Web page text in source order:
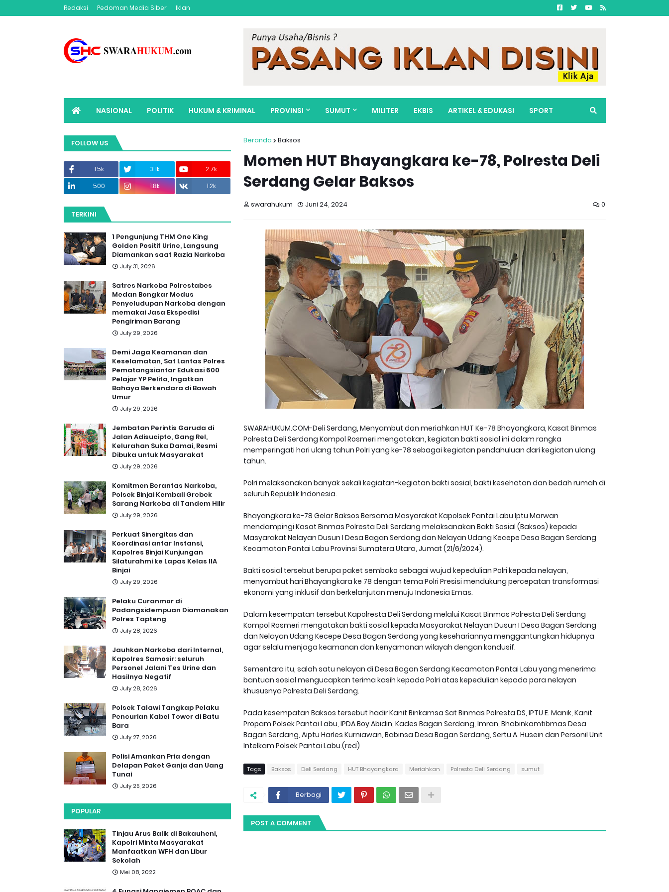
Redaksi Pedoman Media Siber Iklan
NASIONAL POLITIK HUKUM & KRIMINAL PROVINSI SUMUT MILITER EKBIS ARTIKEL & EDUKASI SPORT
ADVERTORIAL Beranda Baksos
Momen HUT Bhayangkara ke-78, Polresta Deli
Serdang Gelar Baksos
swarahukum Juni 24, 2024 0
SWARAHUKUM.COM-Deli Serdang, Menyambut dan meriahkan HUT Ke-78 Bhayangkara, Kasat Binmas
Polresta Deli Serdang Kompol Rosmeri mengatakan, kegiatan bakti sosial ini dalam rangka
memperingati hari ulang tahun Polri yang ke-78 sebagai kegiatan pendahuluan dari kegiatan ulang
tahun.
Polri melaksanakan banyak sekali kegiatan-kegiatan bakti sosial, bakti kesehatan dan bedah rumah di
seluruh Republik Indonesia.
Bhayangkara ke-78 Gelar Baksos Bersama Masyarakat Kapolsek Pantai Labu Iptu Marwan
mendampingi Kasat Binmas Polresta Deli Serdang melaksanakan Bakti Sosial (Baksos) kepada
Masyarakat Nelayan Dusun I Desa Bagan Serdang dan Nelayan Udang Kecepe Desa Bagan Serdang
Kecamatan Pantai Labu Provinsi Sumatera Utara, Jumat (21/6/2024).
Bakti sosial tersebut berupa paket sembako sebagai wujud kepedulian Polri kepada nelayan,
menyambut hari Bhayangkara ke 78 dengan tema Polri Presisi mendukung percepatan transformasi
ekonomi yang inklusif dan berkelanjutan menuju Indonesia Emas.
Dalam kesempatan tersebut Kapolresta Deli Serdang melalui Kasat Binmas Polresta Deli Serdang
Kompol Rosmeri mengatakan bakti sosial kepada Masyarakat Nelayan Dusun I Desa Bagan Serdang
dan Nelayan Udang Kecepe Desa Bagan Serdang yang kesehariannya menggantungkan hidupnya
agar selalu menjaga keamanan dan kenyamanan wilayah dengan kondusif.
Sementara itu, salah satu nelayan di Desa Bagan Serdang Kecamatan Pantai Labu yang menerima
bantuan sosial mengucapkan terima kasih kepada Polri atas kepedulian kepada para nelayan
khususnya Polresta Deli Serdang.
Pada kesempatan Baksos tersebut hadir Kanit Binkamsa Sat Binmas Polresta DS, IPTU E. Manik, Kanit
Propam Polsek Pantai Labu, IPDA Boy Abidin, Kades Bagan Serdang, Imran, Bhabinkamtibmas Desa
Bagan Serdang, Aiptu Harles Kurniawan, Babinsa Desa Bagan Serdang, Sertu A. Husein dan Personil Unit
Intelkam Polsek Pantai Labu.(red)
Tags Baksos Deli Serdang HUT Bhayangkara Meriahkan Polresta Deli Serdang sumut
Berbagi
POST A COMMENT
FOLLOW US
1.5k 3.1k
2.7k
500
1.8k 1.2k
TERKINI
1 Pengunjung THM One King
Golden Positif Urine, Langsung
Diamankan saat Razia Narkoba
July 31, 2026
Satres Narkoba Polrestabes
Medan Bongkar Modus
Penyeludupan Narkoba dengan
memakai Jasa Ekspedisi
Pengiriman Barang
July 29, 2026
Demi Jaga Keamanan dan
Keselamatan, Sat Lantas Polres
Pematangsiantar Edukasi 600
Pelajar YP Pelita, Ingatkan
Bahaya Berkendara di Bawah
Umur
July 29, 2026
Jembatan Perintis Garuda di
Jalan Adisucipto, Gang Rel,
Kelurahan Suka Damai, Resmi
Dibuka untuk Masyarakat
July 29, 2026
Komitmen Berantas Narkoba,
Polsek Binjai Kembali Grebek
Sarang Narkoba di Tandem Hilir
July 29, 2026
Perkuat Sinergitas dan
Koordinasi antar Instansi,
Kapolres Binjai Kunjungan
Silaturahmi ke Lapas Kelas IIA
Binjai
July 29, 2026
Pelaku Curanmor di
Padangsidempuan Diamanakan
Polres Tapteng
July 28, 2026
Jauhkan Narkoba dari Internal,
Kapolres Samosir: seluruh
Personel Jalani Tes Urine dan
Hasilnya Negatif
July 28, 2026
Polsek Talawi Tangkap Pelaku
Pencurian Kabel Tower di Batu
Bara
July 27, 2026
Polisi Amankan Pria dengan
Delapan Paket Ganja dan Uang
Tunai
July 25, 2026
POPULAR
Tinjau Arus Balik di Bakauheni,
Kapolri Minta Masyarakat
Manfaatkan WFH dan Libur
Sekolah
Mei 08, 2022